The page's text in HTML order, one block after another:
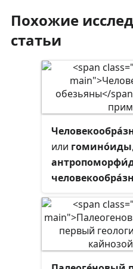
Похожие
статьи
или гомино́иды
(Catarrhini),
которых сходно
Человек, как
также входит в